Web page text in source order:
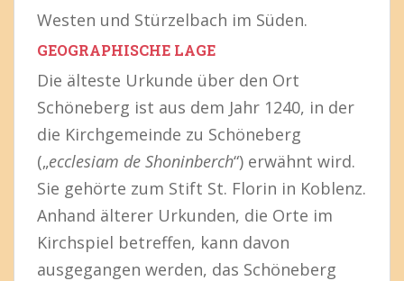
Westen und Stürzelbach im Süden.
GEOGRAPHISCHE LAGE
Die älteste Urkunde über den Ort
Schöneberg ist aus dem Jahr 1240, in der
die Kirchgemeinde zu Schöneberg
(„ecclesiam de Shoninberch“) erwähnt wird.
Sie gehörte zum Stift St. Florin in Koblenz.
Anhand älterer Urkunden, die Orte im
Kirchspiel betreffen, kann davon
ausgegangen werden, das Schöneberg